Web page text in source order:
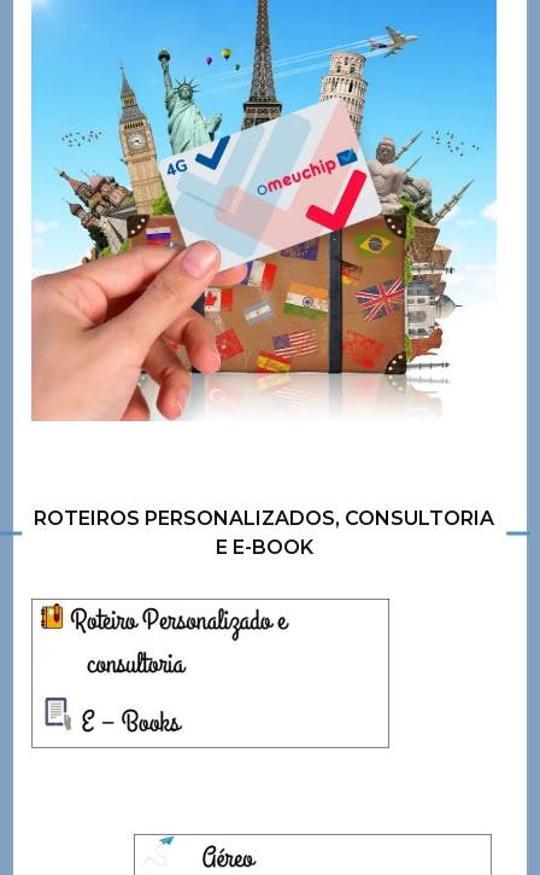
ROTEIROS PERSONALIZADOS, CONSULTORIA
E E-BOOK